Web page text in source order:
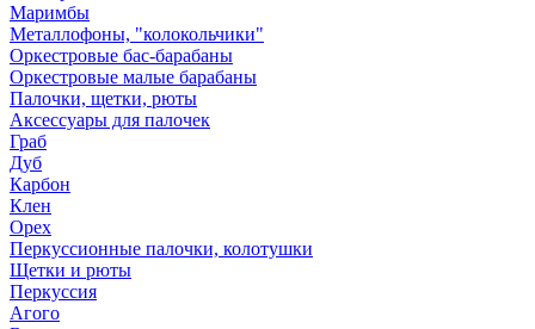
Маримбы
Металлофоны, "колокольчики"
Оркестровые бас-барабаны
Оркестровые малые барабаны
Палочки, щетки, рюты
Аксессуары для палочек
Граб
Дуб
Карбон
Клен
Орех
Перкуссионные палочки, колотушки
Щетки и рюты
Перкуссия
Агого